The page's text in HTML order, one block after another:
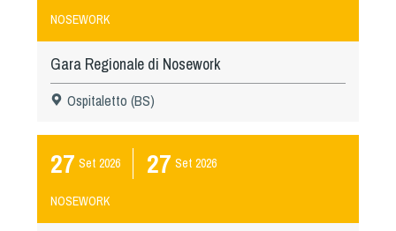
NOSEWORK
Gara Regionale di Nosework
Ospitaletto (BS)
27 Set 2026 27 Set 2026
NOSEWORK